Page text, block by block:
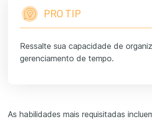
PRO TIP
Ressalte sua capacidade de
gerenciamento de tempo.
As habilidades mais requisitadas